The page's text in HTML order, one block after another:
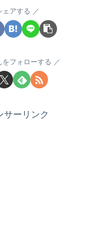
ェアする
をフォローする
サーリンク